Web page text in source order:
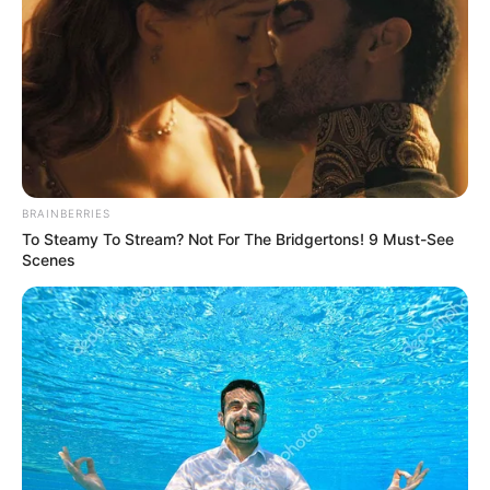
ΔΙΕΘΝΗ
ΔΕΝ ΠΡΟΚΕΙΤΕ ΝΑ ΔΙΑΚΙΝΔΥΝΕΥΣΟΥΝ
ΚΑΜΙΑ ΕΠΙΧΕΙΡΗΣΗ ΟΙ ΦΩΤΕΙΝΟΙ, ΑΠΛΑ
ΓΙΑ ΝΑ ΙΚΑΝΟΠΟΙΗΣΟΥΝ ΤΗΝ ΠΕΡΙΕΡΓΕΙΑ
ΜΑΣ.
ΥΠΑΡΧΟΥΝ ΠΟΛΛΕΣ ΑΠΟΣΤΟΛΕΣ ΠΟΥ ΓΙΝΟΝΤΑΙ
BRAINBERRIES
To Steamy To Stream? Not For The Bridgertons! 9 Must-See
Scenes